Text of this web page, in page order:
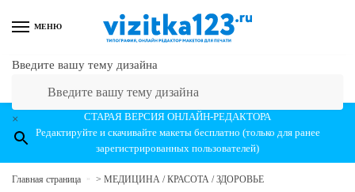
МЕНЮ
Введите вашу тему дизайна
×
СТАРАЯ ВЕРСИЯ ОНЛАЙН-РЕДАКТОРА
Редактируйте и скачивайте макеты бесплатно (только для ранее
зарегистрированных пользователей)
Главная страница » > МЕДИЦИНА / КРАСОТА / ЗДОРОВЬЕ